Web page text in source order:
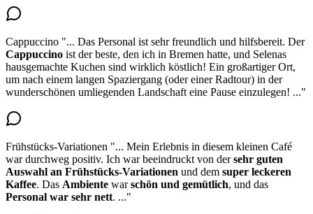
Cappuccino "... Das Personal ist sehr freundlich und hilfsbereit. Der
Cappuccino ist der beste, den ich in Bremen hatte, und Selenas
hausgemachte Kuchen sind wirklich köstlich! Ein großartiger Ort,
um nach einem langen Spaziergang (oder einer Radtour) in der
wunderschönen umliegenden Landschaft eine Pause einzulegen! ..."
Frühstücks-Variationen "... Mein Erlebnis in diesem kleinen Café
war durchweg positiv. Ich war beeindruckt von dersehr guten
Auswahl an Frühstücks-Variationen und dem super leckeren
Kaffee. Das Ambiente warschön und gemütlich, und das
Personal war sehr nett. ..."